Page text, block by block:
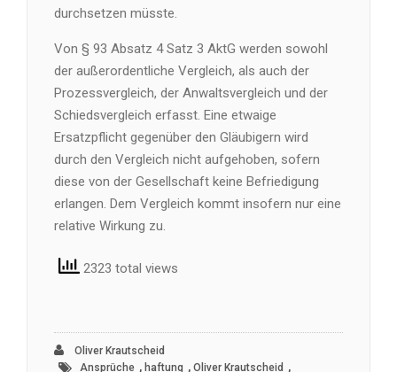
durchsetzen müsste.
Von § 93 Absatz 4 Satz 3 AktG werden sowohl
der außerordentliche Vergleich, als auch der
Prozessvergleich, der Anwaltsvergleich und der
Schiedsvergleich erfasst. Eine etwaige
Ersatzpflicht gegenüber den Gläubigern wird
durch den Vergleich nicht aufgehoben, sofern
diese von der Gesellschaft keine Befriedigung
erlangen. Dem Vergleich kommt insofern nur eine
relative Wirkung zu.
2323 total views
Oliver Krautscheid
Ansprüche , haftung , Oliver Krautscheid ,